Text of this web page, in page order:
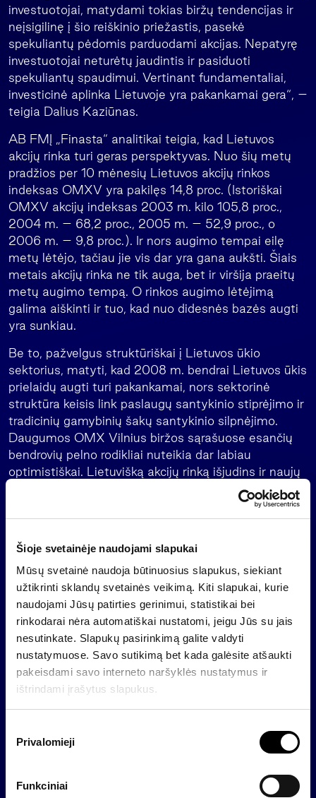
Šioje svetainėje naudojami slapukai
Mūsų svetainė naudoja būtinuosius slapukus, siekiant
užtikrinti sklandų svetainės veikimą. Kiti slapukai, kurie
naudojami Jūsų patirties gerinimui, statistikai bei
rinkodarai nėra automatiškai nustatomi, jeigu Jūs su jais
nesutinkate. Slapukų pasirinkimą galite valdyti
nustatymuose. Savo sutikimą bet kada galėsite atšaukti
pakeisdami savo interneto naršyklės nustatymus ir
ištrindami įrašytus slapukus.
Privalomieji
Funkciniai
investuotojai, matydami tokias biržų tendencijas ir
neįsigilinę į šio reiškinio priežastis, pasekė
spekuliantų pėdomis parduodami akcijas. Nepatyrę
investuotojai neturėtų jaudintis ir pasiduoti
spekuliantų spaudimui. Vertinant fundamentaliai,
investicinė aplinka Lietuvoje yra pakankamai gera“, –
teigia Dalius Kaziūnas.
AB FMĮ „Finasta“ analitikai teigia, kad Lietuvos
akcijų rinka turi geras perspektyvas. Nuo šių metų
pradžios per 10 mėnesių Lietuvos akcijų rinkos
indeksas OMXV yra pakilęs 14,8 proc. (Istoriškai
OMXV akcijų indeksas 2003 m. kilo 105,8 proc.,
2004 m. – 68,2 proc., 2005 m. – 52,9 proc., o
2006 m. – 9,8 proc.). Ir nors augimo tempai eilę
metų lėtėjo, tačiau jie vis dar yra gana aukšti. Šiais
metais akcijų rinka ne tik auga, bet ir viršija praeitų
metų augimo tempą. O rinkos augimo lėtėjimą
galima aiškinti ir tuo, kad nuo didesnės bazės augti
yra sunkiau.
Be to, pažvelgus struktūriškai į Lietuvos ūkio
sektorius, matyti, kad 2008 m. bendrai Lietuvos ūkis
prielaidų augti turi pakankamai, nors sektorinė
struktūra keisis link paslaugų santykinio stiprėjimo ir
tradicinių gamybinių šakų santykinio silpnėjimo.
Daugumos OMX Vilnius biržos sąrašuose esančių
bendrovių pelno rodikliai nuteikia dar labiau
optimistiškai. Lietuvišką akcijų rinką išjudins ir naujų
bendrovių pasirodymai: 2008 m. turi pasirodyti
žemės ūkio produkcijos gamyba užsiimanti
„Agrovaldymo grupė“ ir antras pagal dydį Lietuvos
mažmeninis prekybos tinklas „IKI“.
Apie AB „Invalda“ finansų sektoriaus įmonių grupę
Akcinės bendrovės „Invalda“ finansų sektoriaus
įmonių grupei priklauso AB FMĮ „Finasta“, UAB
„Finasta investicijų valdymas“, AB „Finasta įmonių
finansai”, AS IPS „Finasta Asset
Management“(Latvija), „Finasta“ (Ukraina), LUAB
„Finansų spektras“, UAB „Finansų spektro
investicija“, UAB „Finasta rizikos valdymas“. 95 proc.
„Finasta“ (Ukraina) ir 100 proc. kitų įmonių akcijų
priklauso vienai iš didžiausių investicinių bendrovių
šalyje – AB „Invalda“. Finansų sektoriaus įmonių
Kijeve. AB „Invalda“ įmonių grupės finansų